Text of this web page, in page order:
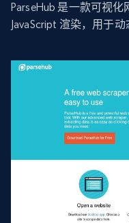
ParseHub 是一款可视化
JavaScript 渲染，用于